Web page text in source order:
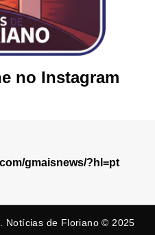
no Instagram
gmaisnews/?hl=pt
Notícias de Floriano © 2025